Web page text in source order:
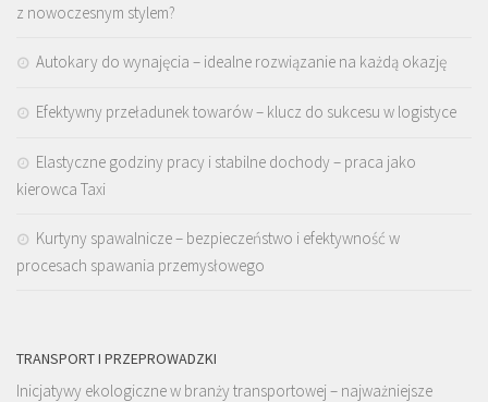
z nowoczesnym stylem?
Autokary do wynajęcia – idealne rozwiązanie na każdą okazję
Efektywny przeładunek towarów – klucz do sukcesu w logistyce
Elastyczne godziny pracy i stabilne dochody – praca jako
kierowca Taxi
Kurtyny spawalnicze – bezpieczeństwo i efektywność w
procesach spawania przemysłowego
TRANSPORT I PRZEPROWADZKI
Inicjatywy ekologiczne w branży transportowej – najważniejsze